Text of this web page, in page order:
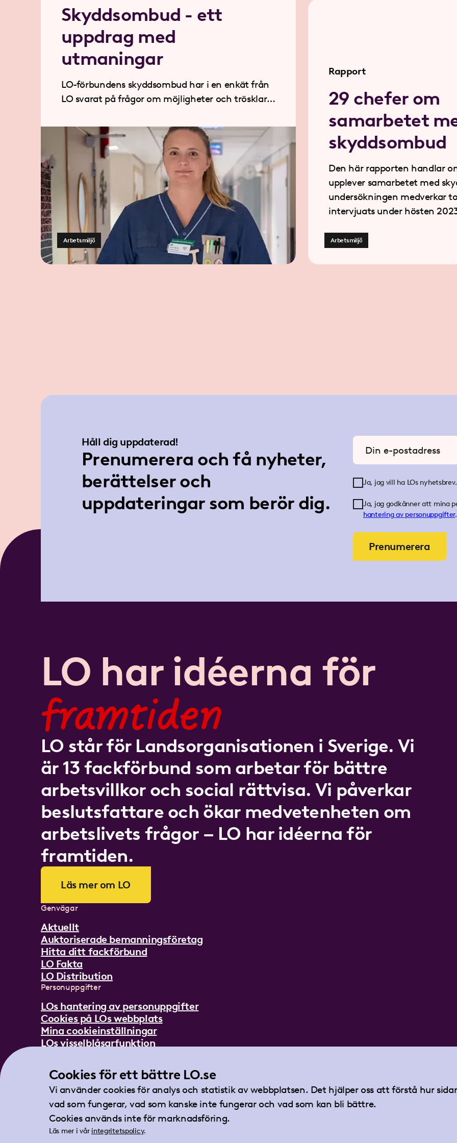
Skyddsombud - ett
uppdrag med
utmaningar
LO-förbundens skyddsombud har i en enkät från
LO svarat på frågor om möjligheter och trösklar
Arbetsmiljö
Rapport
29 chefer om
samarbetet
skyddsombud
Den här rapporten handlar
upplever samarbetet med skyddsombud. I
undersökningen medverkar
intervjuats under hösten
Arbetsmiljö
Håll dig uppdaterad!
Prenumerera och få nyheter,
berättelser och
uppdateringar som berör dig.
Ange din e-postadress
Ja, jag vill ha LOs nyhetsbrev.
Ja, jag godkänner att mina
hantering av personuppgifter.
Prenumerera
LO har idéerna för
framtiden
LO står för Landsorganisationen i Sverige. Vi
är 13 fackförbund som arbetar för bättre
arbetsvillkor och social rättvisa. Vi påverkar
beslutsfattare och ökar medvetenheten om
arbetslivets frågor – LO har idéerna för
framtiden.
Läs mer om LO
Genvägar
Aktuellt
Auktoriserade bemanningsföretag
Hitta ditt fackförbund
LO Fakta
LO Distribution
Personuppgifter
LOs hantering av personuppgifter
Cookies på LOs webbplats
Mina cookieinställningar
LOs visselblåsarfunktion
In English
Lättläst om LO
Teckenspråksfilm
Tidningen Arbetet
Cookies för ett bättre LO.se
Vi använder cookies för analys och statistik av webbplatsen. Det hjälper oss att förstå hur
vad som fungerar, vad som kanske inte fungerar och vad som kan bli bättre.
Cookies används inte för marknadsföring.
Läs mer i vår integritetspolicy.